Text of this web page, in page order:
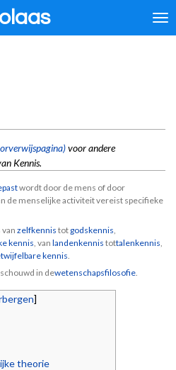
voor andere
Kennis.
wordt door de mens of door
de menselijke activiteit vereist specifieke
zelfkennis tot godskennis,
kennis, van landenkennis tottalenkennis,
kennis.
in dewetenschapsfilosofie.
]
theorie